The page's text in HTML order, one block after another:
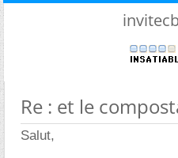
Re : et le
Salut,